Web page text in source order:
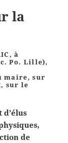
la
à
Po. Lille),
maire, sur
sur le
de